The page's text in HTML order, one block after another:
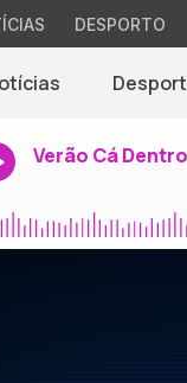
DESPORTO
Verão Cá